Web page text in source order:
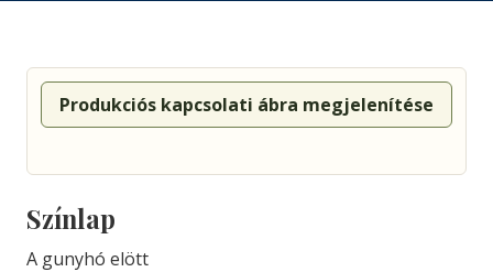
Produkciós kapcsolati ábra megjelenítése
Színlap
A gunyhó elött